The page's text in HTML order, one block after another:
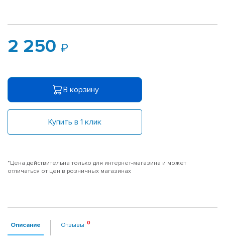
2 250
В корзину
Купить в 1 клик
*Цена действительна только для интернет-магазина и может
отличаться от цен в розничных магазинах
Описание Отзывы